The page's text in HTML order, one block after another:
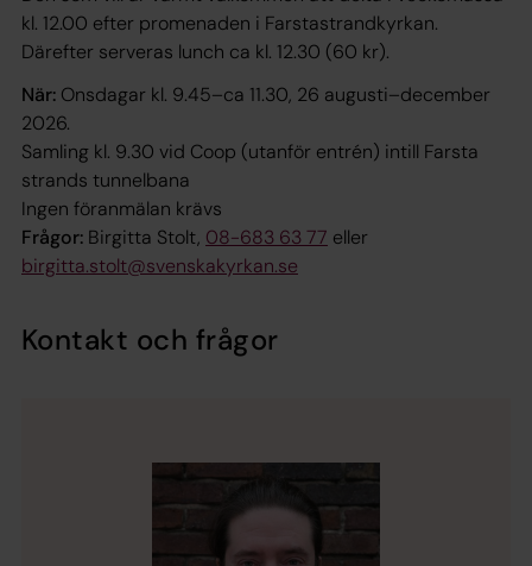
kl. 12.00 efter promenaden i Farstastrandkyrkan.
Därefter serveras lunch ca kl. 12.30 (60 kr).
När: Onsdagar kl. 9.45–ca 11.30, 26 augusti–december
2026.
Samling kl. 9.30 vid Coop (utanför entrén) intill Farsta
strands tunnelbana
Ingen föranmälan krävs
Frågor: Birgitta Stolt, 08-683 63 77 eller
birgitta.stolt@svenskakyrkan.se
Kontakt och frågor